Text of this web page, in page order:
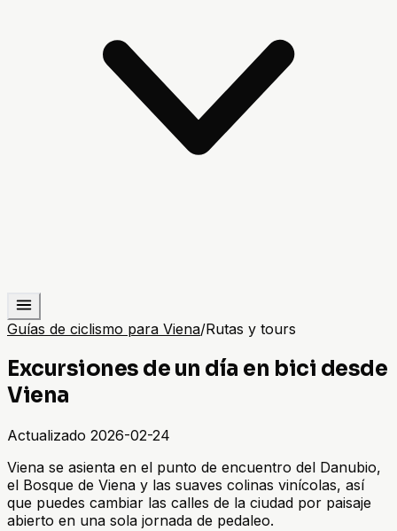
Guías de ciclismo para Viena/Rutas y tours
Excursiones de un día en bici desde
Viena
Actualizado 2026-02-24
Viena se asienta en el punto de encuentro del Danubio,
el Bosque de Viena y las suaves colinas vinícolas, así
que puedes cambiar las calles de la ciudad por paisaje
abierto en una sola jornada de pedaleo.